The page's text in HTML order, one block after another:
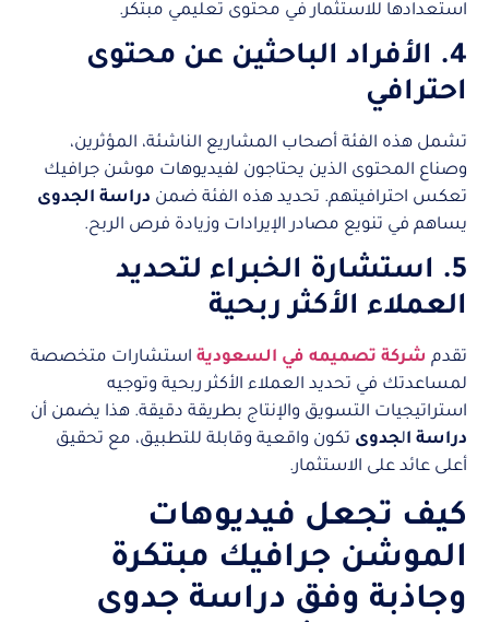
استعدادها للاستثمار في محتوى تعليمي مبتكر.
4. الأفراد الباحثين عن محتوى
احترافي
تشمل هذه الفئة أصحاب المشاريع الناشئة، المؤثرين،
وصناع المحتوى الذين يحتاجون لفيديوهات موشن جرافيك
تعكس احترافيتهم. تحديد هذه الفئة ضمن دراسة الجدوى
يساهم في تنويع مصادر الإيرادات وزيادة فرص الربح.
5. استشارة الخبراء لتحديد
العملاء الأكثر ربحية
تقدم شركة تصميمه في السعودية استشارات متخصصة
لمساعدتك في تحديد العملاء الأكثر ربحية وتوجيه
استراتيجيات التسويق والإنتاج بطريقة دقيقة. هذا يضمن أن
دراسة الجدوى تكون واقعية وقابلة للتطبيق، مع تحقيق
أعلى عائد على الاستثمار.
كيف تجعل فيديوهات
الموشن جرافيك مبتكرة
وجاذبة وفق دراسة جدوى